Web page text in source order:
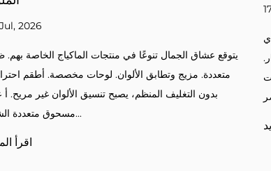
17 Jul, 2026
يوازن بين الشكل والوظيفة. المساحيق المضغوطة. احمرار.
البرونزر. أقلام التحديد. وبدون الحالات المناسبة، تفقد المنتجات
الحماية والجاذبية البصر...